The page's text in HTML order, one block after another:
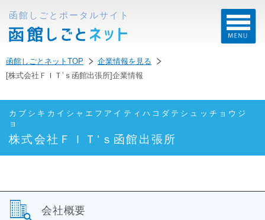
函館しごとポータルサイト
函館しごとネットTOP
企業情報を見る
[株式会社ＦＩＴ’ｓ函館出張所]企業情報
カブシキカイシャエフアイティハコダテシュッチョウジ
ョ
株式会社ＦＩＴ’ｓ函館出張所
会社概要